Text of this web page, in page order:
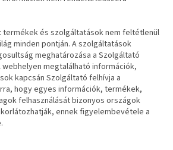
és szolgáltatások nem feltétlenül
minden pontján. A szolgáltatások
meghatározása a Szolgáltató
megtalálható információk,
kapcsán Szolgáltató felhívja a
hogy egyes információk, termékek,
felhasználását bizonyos országok
ennek figyelembevétele a